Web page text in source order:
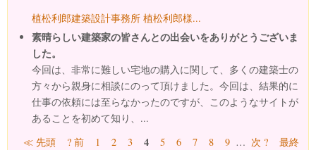
植松利郎建築設計事務所 植松利郎様...
素晴らしい建築家の皆さんとの出会いをありがとうございま
した。
今回は、非常に難しい宅地の購入に関して、多くの建築士の
方々から親身に相談にのって頂けました。今回は、結果的に
仕事の依頼には至らなかったのですが、このようなサイトが
あることを初めて知り、...
ページ
≪ 先頭 ? 前 1 2 3 4 5 6 7 8 9 … 次 ?
最終